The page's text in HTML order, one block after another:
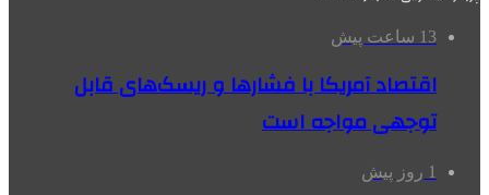
13 ساعت پیش
اقتصاد آمریکا با فشارها و ریسک‌های قابل
توجهی مواجه است
1 روز پیش